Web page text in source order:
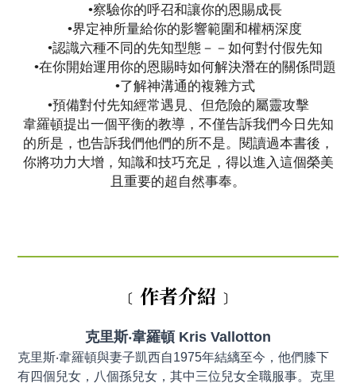
•察驗你的呼召和讓你的恩賜成長
•界定神所量給你的影響範圍和權柄深度
•認識六種不同的先知型態－－如何對付假先知
•在你開始運用你的恩賜時如何解決潛在的關係問題
•了解神溝通的複雜方式
•預備對付先知經常遇見、但危險的屬靈攻擊
韋羅頓提出一個平衡的教導，不僅告訴我們今日先知
的所是，也告訴我們他們的所不是。閱讀過本書後，
你將功力大增，知識和技巧充足，得以進入這個榮美
且重要的超自然事奉。
﹝作者介紹﹞
克里斯‧韋羅頓 Kris Vallotton
克里斯‧韋羅頓與妻子凱西自1975年結縭至今，他們膝下
有四個兒女，八個孫兒女，其中三位兒女全職服事。克里